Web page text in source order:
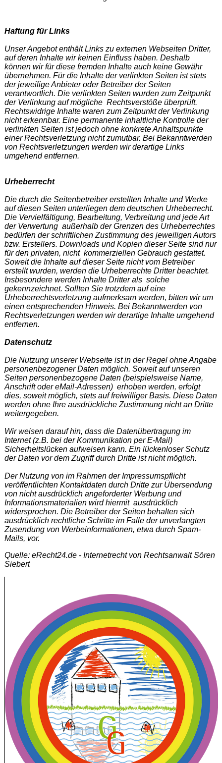
Haftung für Links
Unser Angebot enthält Links zu externen Webseiten Dritter,
auf deren Inhalte wir keinen Einfluss haben. Deshalb
können wir für diese fremden Inhalte auch keine Gewähr
übernehmen. Für die Inhalte der verlinkten Seiten ist stets
der jeweilige Anbieter oder Betreiber der Seiten
verantwortlich. Die verlinkten Seiten wurden zum Zeitpunkt
der Verlinkung auf mögliche Rechtsverstöße überprüft.
Rechtswidrige Inhalte waren zum Zeitpunkt der Verlinkung
nicht erkennbar. Eine permanente inhaltliche Kontrolle der
verlinkten Seiten ist jedoch ohne konkrete Anhaltspunkte
einer Rechtsverletzung nicht zumutbar. Bei Bekanntwerden
von Rechtsverletzungen werden wir derartige Links
umgehend entfernen.
Urheberrecht
Die durch die Seitenbetreiber erstellten Inhalte und Werke
auf diesen Seiten unterliegen dem deutschen Urheberrecht.
Die Vervielfältigung, Bearbeitung, Verbreitung und jede Art
der Verwertung außerhalb der Grenzen des Urheberrechtes
bedürfen der schriftlichen Zustimmung des jeweiligen Autors
bzw. Erstellers. Downloads und Kopien dieser Seite sind nur
für den privaten, nicht kommerziellen Gebrauch gestattet.
Soweit die Inhalte auf dieser Seite nicht vom Betreiber
erstellt wurden, werden die Urheberrechte Dritter beachtet.
Insbesondere werden Inhalte Dritter als solche
gekennzeichnet. Sollten Sie trotzdem auf eine
Urheberrechtsverletzung aufmerksam werden, bitten wir um
einen entsprechenden Hinweis. Bei Bekanntwerden von
Rechtsverletzungen werden wir derartige Inhalte umgehend
entfernen.
Datenschutz
Die Nutzung unserer Webseite ist in der Regel ohne Angabe
personenbezogener Daten möglich. Soweit auf unseren
Seiten personenbezogene Daten (beispielsweise Name,
Anschrift oder eMail-Adressen) erhoben werden, erfolgt
dies, soweit möglich, stets auf freiwilliger Basis. Diese Daten
werden ohne Ihre ausdrückliche Zustimmung nicht an Dritte
weitergegeben.
Wir weisen darauf hin, dass die Datenübertragung im
Internet (z.B. bei der Kommunikation per E-Mail)
Sicherheitslücken aufweisen kann. Ein lückenloser Schutz
der Daten vor dem Zugriff durch Dritte ist nicht möglich.
Der Nutzung von im Rahmen der Impressumspflicht
veröffentlichten Kontaktdaten durch Dritte zur Übersendung
von nicht ausdrücklich angeforderter Werbung und
Informationsmaterialien wird hiermit ausdrücklich
widersprochen. Die Betreiber der Seiten behalten sich
ausdrücklich rechtliche Schritte im Falle der unverlangten
Zusendung von Werbeinformationen, etwa durch Spam-
Mails, vor.
Quelle: eRecht24.de - Internetrecht von Rechtsanwalt Sören
Siebert